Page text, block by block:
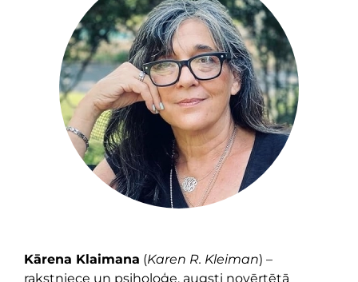
Kārena Klaimana (Karen R. Kleiman) –
rakstniece un psiholoģe, augsti novērtētā